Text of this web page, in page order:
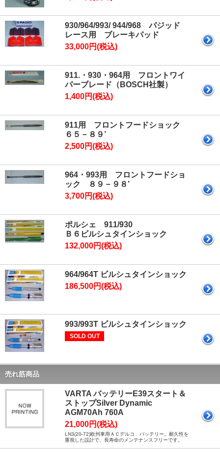
930/964/993/ 944/968 パジッド
レース用 ブレーキパッド
33,000円(税込)
911.・930・964用 フロントワイ
パーブレード（BOSCH社製）
1,400円(税込)
911用 フロントフードショック
６５－８９’
2,500円(税込)
964・993用 フロントフードショ
ック ８９－９８’
3,700円(税込)
ポルシェ 911/930
Ｂ６ビルシュタインショック
132,000円(税込)
964/964T ビルシュタインショック
186,500円(税込)
993/993T ビルシュタインショック
SOLD OUT
売れ筋商品
VARTA バッテリーE39スタート＆
ストップSilver Dynamic
AGM70Ah 760A
21,000円(税込)
LN3(20-72)欧州車用ＡＣデルコ バッテリー。耐久性を
重視した設計で、長寿命のメンテナンスフリーです。